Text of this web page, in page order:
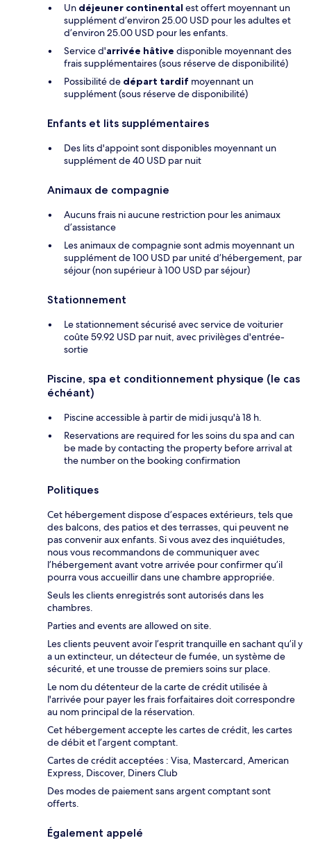
Un déjeuner continental est offert moyennant un
supplément d’environ 25.00 USD pour les adultes et
d’environ 25.00 USD pour les enfants.
Service d'arrivée hâtive disponible moyennant des
frais supplémentaires (sous réserve de disponibilité)
Possibilité de départ tardif moyennant un
supplément (sous réserve de disponibilité)
Enfants et lits supplémentaires
Des lits d'appoint sont disponibles moyennant un
supplément de 40 USD par nuit
Animaux de compagnie
Aucuns frais ni aucune restriction pour les animaux
d’assistance
Les animaux de compagnie sont admis moyennant un
supplément de 100 USD par unité d’hébergement, par
séjour (non supérieur à 100 USD par séjour)
Stationnement
Le stationnement sécurisé avec service de voiturier
coûte 59.92 USD par nuit, avec privilèges d'entrée-
sortie
Piscine, spa et conditionnement physique (le cas
échéant)
Piscine accessible à partir de midi jusqu'à 18 h.
Reservations are required for les soins du spa and can
be made by contacting the property before arrival at
the number on the booking confirmation
Politiques
Cet hébergement dispose d’espaces extérieurs, tels que
des balcons, des patios et des terrasses, qui peuvent ne
pas convenir aux enfants. Si vous avez des inquiétudes,
nous vous recommandons de communiquer avec
l’hébergement avant votre arrivée pour confirmer qu’il
pourra vous accueillir dans une chambre appropriée.
Seuls les clients enregistrés sont autorisés dans les
chambres.
Parties and events are allowed on site.
Les clients peuvent avoir l’esprit tranquille en sachant qu’il y
a un extincteur, un détecteur de fumée, un système de
sécurité, et une trousse de premiers soins sur place.
Le nom du détenteur de la carte de crédit utilisée à
l'arrivée pour payer les frais forfaitaires doit correspondre
au nom principal de la réservation.
Cet hébergement accepte les cartes de crédit, les cartes
de débit et l’argent comptant.
Cartes de crédit acceptées : Visa, Mastercard, American
Express, Discover, Diners Club
Des modes de paiement sans argent comptant sont
offerts.
Également appelé